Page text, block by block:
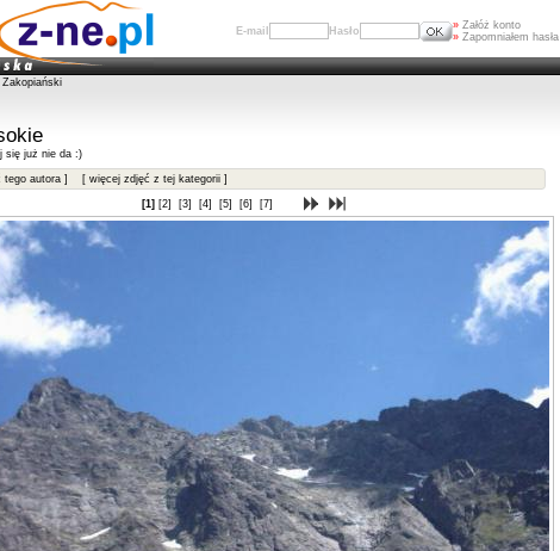
E-mail Hasło » Załóż konto
» Zapomniałem hasła
Zakopiański
się już nie da :)
tego autora ] [ więcej zdjęć z tej kategorii ]
[1] [2] [3] [4] [5] [6] [7]